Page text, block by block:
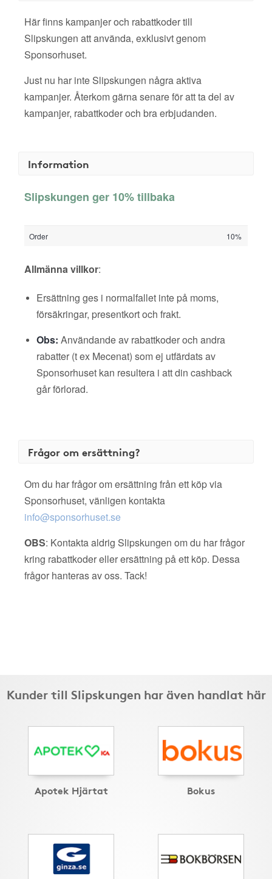
Här finns kampanjer och rabattkoder till
Slipskungen att använda, exklusivt genom
Sponsorhuset.
Just nu har inte Slipskungen några aktiva
kampanjer. Återkom gärna senare för att ta del av
kampanjer, rabattkoder och bra erbjudanden.
Information
Slipskungen ger 10% tillbaka
Order 10%
Allmänna villkor:
Ersättning ges i normalfallet inte på moms,
försäkringar, presentkort och frakt.
Obs: Användande av rabattkoder och andra
rabatter (t ex Mecenat) som ej utfärdats av
Sponsorhuset kan resultera i att din cashback
går förlorad.
Frågor om ersättning?
Om du har frågor om ersättning från ett köp via
Sponsorhuset, vänligen kontakta
info@sponsorhuset.se
OBS: Kontakta aldrig Slipskungen om du har frågor
kring rabattkoder eller ersättning på ett köp. Dessa
frågor hanteras av oss. Tack!
Kunder till Slipskungen har även handlat här
Apotek Hjärtat Bokus